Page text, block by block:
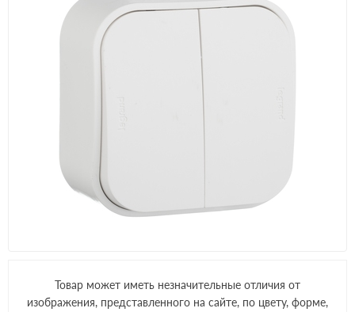
Товар может иметь незначительные отличия от
изображения, представленного на сайте, по цвету, форме,